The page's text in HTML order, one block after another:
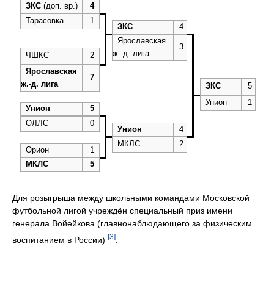
ЗКС(доп. вр.)
4
Тарасовка
1
ЗКС
4
Ярославская
ж.-д. лига
3
ЧШКС
2
Ярославская
ж.-д. лига
7
ЗКС
5
Унион
1
Унион
5
ОЛЛС
0
Унион
4
МКЛС
2
Орион
1
МКЛС
5
Для розыгрыша между школьными командами Московской
футбольной лигой учреждён специальный приз имени
генерала Войейкова (главнонаблюдающего за физическим
воспитанием в России) [3]